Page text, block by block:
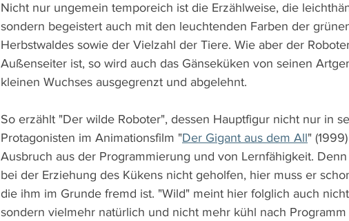
Nicht nur ungemein temporeich ist die Erzählweise, die
sondern begeistert auch mit den leuchtenden Farben der
Herbstwaldes sowie der Vielzahl der Tiere. Wie aber der
Außenseiter ist, so wird auch das Gänseküken von seinen
kleinen Wuchses ausgegrenzt und abgelehnt.
So erzählt "Der wilde Roboter", dessen Hauptfigur nicht nur in
Protagonisten im Animationsfilm "Der Gigant aus dem All"
Ausbruch aus der Programmierung und von Lernfähigkeit.
bei der Erziehung des Kükens nicht geholfen, hier muss er
die ihm im Grunde fremd ist. "Wild" meint hier folglich auch
sondern vielmehr natürlich und nicht mehr kühl nach